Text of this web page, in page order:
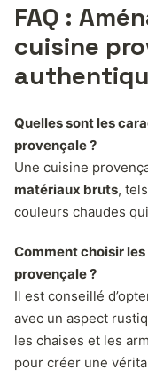
FAQ :
cuisine
Quelles sont les
provençale ?
Une cuisine
matériaux bruts,
couleurs chaudes
Comment choisir
provençale ?
Il est conseillé
avec un aspect
les chaises et les
pour créer une